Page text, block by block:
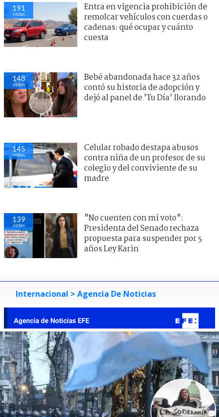
191
visitas
Entra en vigencia prohibición de
remolcar vehículos con cuerdas o
cadenas: qué ocupar y cuánto
cuesta
148
visitas
Bebé abandonada hace 32 años
contó su historia de adopción y
dejó al panel de ’Tu Día’ llorando
145
visitas
Celular robado destapa abusos
contra niña de un profesor de su
colegio y del conviviente de su
madre
139
visitas
"No cuenten con mi voto":
Presidenta del Senado rechaza
propuesta para suspender por 5
años Ley Karin
Internacional > Agencia De Noticias